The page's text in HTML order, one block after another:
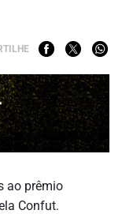
ao prêmio
Confut.